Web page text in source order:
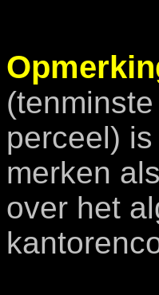
perceel)
merken
over het